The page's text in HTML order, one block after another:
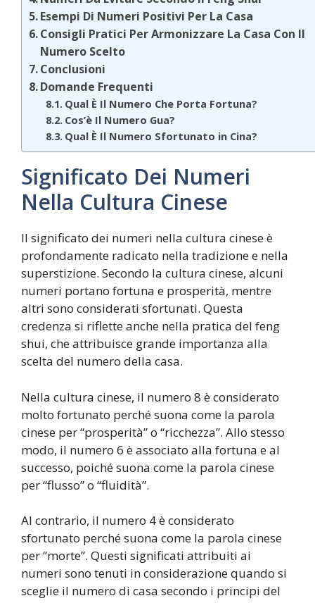
Esempi Di Numeri Positivi Per La Casa
Consigli Pratici Per Armonizzare La Casa Con Il
Numero Scelto
Conclusioni
Domande Frequenti
Qual È Il Numero Che Porta Fortuna?
Cos’è Il Numero Gua?
Qual È Il Numero Sfortunato in Cina?
Significato Dei Numeri
Nella Cultura Cinese
Il significato dei numeri nella cultura cinese è
profondamente radicato nella tradizione e nella
superstizione. Secondo la cultura cinese, alcuni
numeri portano fortuna e prosperità, mentre
altri sono considerati sfortunati. Questa
credenza si riflette anche nella pratica del feng
shui, che attribuisce grande importanza alla
scelta del numero della casa.
Nella cultura cinese, il numero 8 è considerato
molto fortunato perché suona come la parola
cinese per “prosperità” o “ricchezza”. Allo stesso
modo, il numero 6 è associato alla fortuna e al
successo, poiché suona come la parola cinese
per “flusso” o “fluidità”.
Al contrario, il numero 4 è considerato
sfortunato perché suona come la parola cinese
per “morte”. Questi significati attribuiti ai
numeri sono tenuti in considerazione quando si
sceglie il numero di casa secondo i principi del